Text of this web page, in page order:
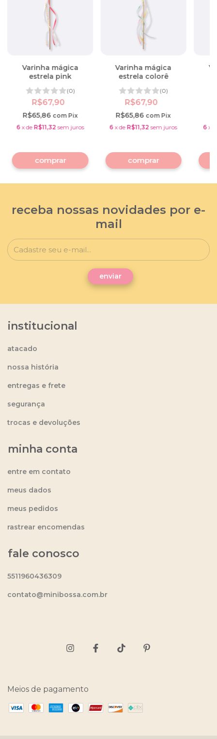
Varinha mágica
estrela pink
(0)
R$67,90
R$65,86 com Pix
6 xde R$11,32 sem juros
Varinha mágica
estrela colorê
(0)
R$67,90
R$65,86com Pix
6 xdeR$11,32 sem juros 6 x
receba nossas novidades por e-
mail
institucional
atacado
nossa história
entregas e frete
segurança
trocas e devoluções
minha conta
entre em contato
meus dados
meus pedidos
rastrear encomendas
fale conosco
5511960436309
contato@minibossa.com.br
Meios de pagamento